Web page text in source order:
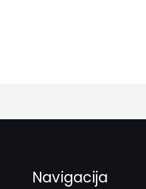
Navigacija